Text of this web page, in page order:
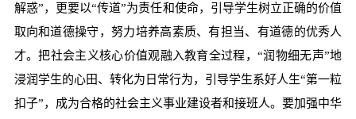
解惑”，更要以“传道”为责任和使命，引导学生树立正确的价值
取向和道德操守，努力培养高素质、有担当、有道德的优秀人
才。把社会主义核心价值观融入教育全过程，“润物细无声”地
浸润学生的心田、转化为日常行为，引导学生系好人生“第一粒
扣子”，成为合格的社会主义事业建设者和接班人。要加强中华